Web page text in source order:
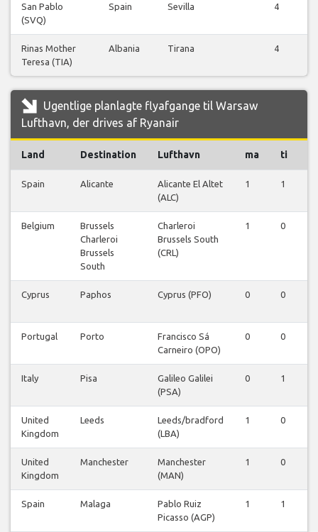
San Pablo
(SVQ)
Spain Sevilla 4
Rinas Mother
Teresa (TIA)
Albania Tirana 4
Ugentlige planlagte flyafgange til Warsaw
Lufthavn, der drives af Ryanair
Land Destination Lufthavn ma ti
Spain Alicante
Alicante El Altet
(ALC)
1 1
Belgium
Brussels
Charleroi
Brussels
South
Charleroi
Brussels South
(CRL)
1 0
Cyprus Paphos Cyprus (PFO) 0 0
Portugal Porto
Francisco Sá
Carneiro (OPO)
0 0
Italy Pisa
Galileo Galilei
(PSA)
0 1
United
Kingdom
Leeds
Leeds/bradford
(LBA)
1 0
United
Kingdom
Manchester
Manchester
(MAN)
1 0
Spain Malaga
Pablo Ruiz
Picasso (AGP)
1 1